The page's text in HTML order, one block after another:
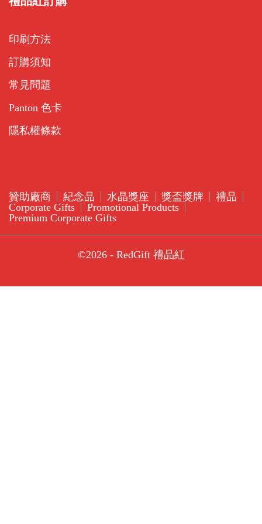
印刷方法
訂購須知
常見問題
Panton 色卡
隱私權條款
贊助廠商 紀念品 水晶獎座 獎盃獎牌
禮品
Corporate Gifts
Promotional Products
Premium Corporate Gifts
©2026 - RedGift 禮品紅